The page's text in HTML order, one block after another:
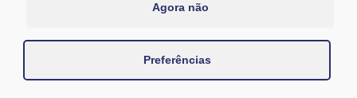
Agora não
Preferências